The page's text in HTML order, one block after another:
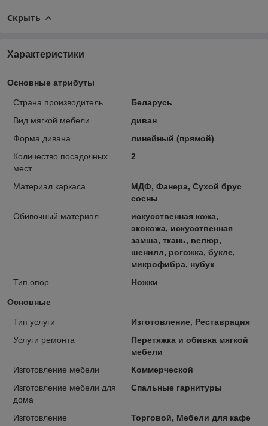
Скрыть
Характеристики
Основные атрибуты
Страна производитель
Беларусь
Вид мягкой мебели
диван
Форма дивана
линейный (прямой)
Количество посадочных
мест
2
Материал каркаса
МДФ, Фанера, Сухой брус
сосны
Обивочный материал
искусственная кожа,
экокожа, искусственная
замша, ткань, велюр,
шенилл, рогожка, букле,
микрофибра, нубук
Тип опор
Ножки
Основные
Тип услуги
Изготовление, Реставрация
Услуги ремонта
Перетяжка и обивка мягкой
мебели
Изготовление мебели
Коммерческой
Изготовление мебели для
дома
Спальные гарнитуры
Изготовление
Торговой, Мебели для кафе